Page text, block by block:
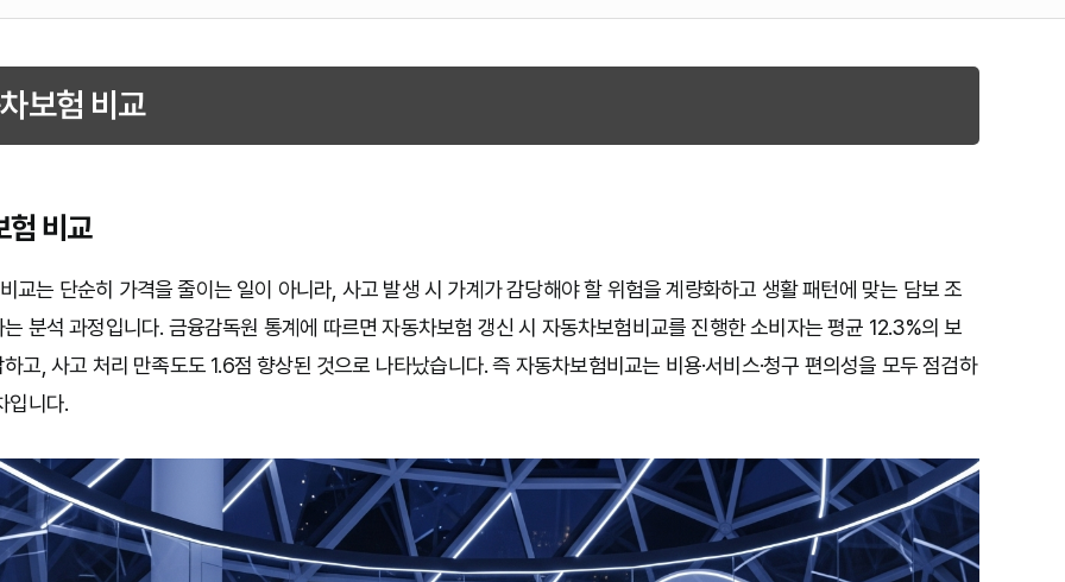
보험 비교
험 비교
교는 단순히 가격을 줄이는 일이 아니라, 사고 발생 시 가계가 감당해야 할 위험을 계량화하고 생활 패턴에 맞는 담보 조
분석 과정입니다. 금융감독원 통계에 따르면 자동차보험 갱신 시 자동차보험비교를 진행한 소비자는 평균 12.3%의 보
고, 사고 처리 만족도도 1.6점 향상된 것으로 나타났습니다. 즉 자동차보험비교는 비용·서비스·청구 편의성을 모두 점검하
입니다.